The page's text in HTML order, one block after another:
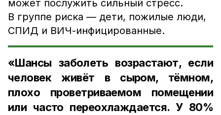
может послужить сильный стресс.
В группе риска — дети, пожилые люди,
СПИД и ВИЧ-инфицированные.
«Шансы заболеть возрастают, если
человек живёт в сыром, тёмном,
плохо проветриваемом помещении
или часто переохлаждается. У 80%